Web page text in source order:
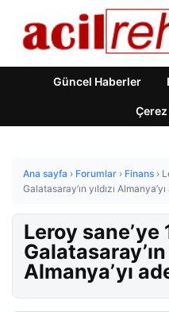
Güncel Haberler
Ana sayfa › Forumlar › Finans ›
Galatasaray’ın yıldızı
Leroy
Galatasaray’ın
Almanya’yı